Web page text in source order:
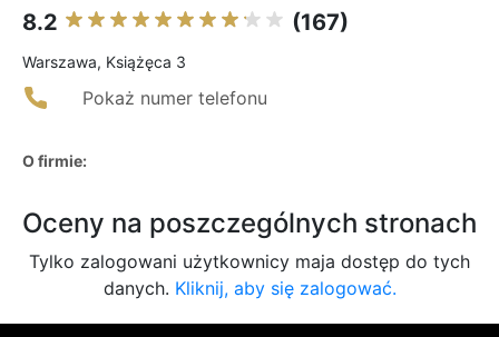
8.2 (167)
Warszawa, Książęca 3
Pokaż numer telefonu
O firmie:
Oceny na poszczególnych stronach
Tylko zalogowani użytkownicy maja dostęp do tych
danych. Kliknij, aby się zalogować.